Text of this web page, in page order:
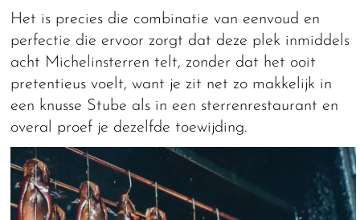
Het is precies die combinatie van eenvoud en
perfectie die ervoor zorgt dat deze plek inmiddels
acht Michelinsterren telt, zonder dat het ooit
pretentieus voelt, want je zit net zo makkelijk in
een knusse Stube als in een sterrenrestaurant en
overal proef je dezelfde toewijding.